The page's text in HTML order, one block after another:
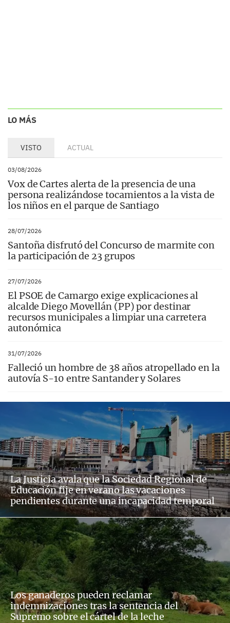
LO MÁS
VISTO ACTUAL
03/08/2026
Vox de Cartes alerta de la presencia de una
persona realizándose tocamientos a la vista de
los niños en el parque de Santiago
28/07/2026
Santoña disfrutó del Concurso de marmite con
la participación de 23 grupos
27/07/2026
El PSOE de Camargo exige explicaciones al
alcalde Diego Movellán (PP) por destinar
recursos municipales a limpiar una carretera
autonómica
31/07/2026
Falleció un hombre de 38 años atropellado en la
autovía S-10 entre Santander y Solares
La Justicia avala que la Sociedad Regional de
Educación fije en verano las vacaciones
pendientes durante una incapacidad temporal
Los ganaderos pueden reclamar
indemnizaciones tras la sentencia del
Supremo sobre el cártel de la leche